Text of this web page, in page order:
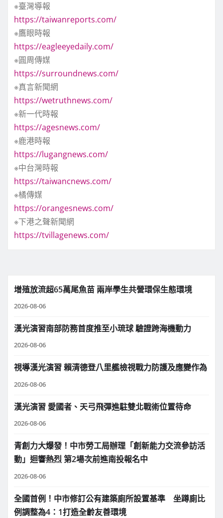
※臺灣導報
https://taiwanreports.com/
※鷹眼時報
https://eagleeyedaily.com/
※圓周傳媒
https://surroundnews.com/
※真言新聞網
https://wetruthnews.com/
※新一代時報
https://agesnews.com/
※鹿港時報
https://lugangnews.com/
※中台灣時報
https://taiwancnews.com/
※橘傳媒
https://orangesnews.com/
※下港之聲新聞網
https://tvillagenews.com/
增殖放流超65萬尾魚苗 兩岸學生共營環保生態環境
2026-08-06
漢光演習南部防務首度推至小琉球 驗證跨海機動力
2026-08-06
視導漢光演習 賴清德登八里艦檢視戰力防護及應變作為
2026-08-06
漢光演習 愛國者、天弓飛彈進駐雙北戰術位置待命
2026-08-06
青創力大爆發！中市勞工局辦理「創新能力交流參訪活
動」迴響熱烈 第2場次前進南投報名中
2026-08-06
全國首例！中市修訂公有建築廁所設置基準 坐蹲廁比
例調整為4：1打造全齡友善環境